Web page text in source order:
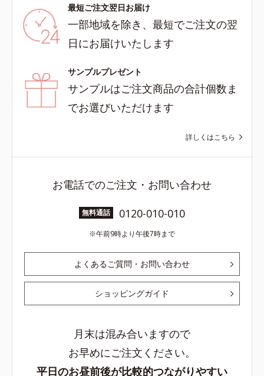
最短ご注文翌日お届け
一部地域を除き、最短でご注文の翌
日にお届けいたします
サンプルプレゼント
サンプルはご注文商品の合計個数ま
でお選びいただけます
詳しくはこちら
お電話でのご注文・お問い合わせ
無料通話 0120-010-010
午前9時より午後7時まで
よくあるご質問・お問い合わせ
ショッピングガイド
月末は混み合いますので
お早めにご注文ください。
平日のお昼前後が比較的つながりやすい